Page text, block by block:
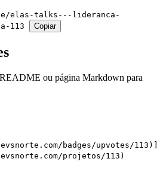
elas-talks---lideranca-
113
Copiar
ou página Markdown para
badges/upvotes/113)]
projetos/113)